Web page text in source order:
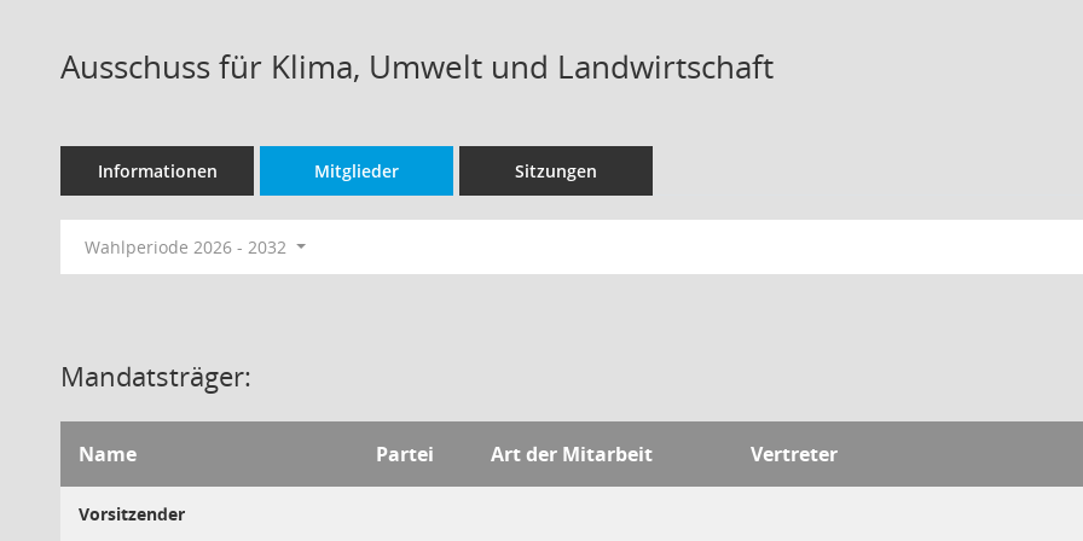
Ausschuss für Klima, Umwelt und Landwirtschaft
Informationen Mitglieder Sitzungen
Wahlperiode 2026 - 2032
Mandatsträger:
Name Partei Art der Mitarbeit Vertreter
Vorsitzender